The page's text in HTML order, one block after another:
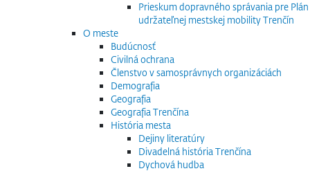
Prieskum dopravného správania pre Plán
udržateľnej mestskej mobility Trenčín
O meste
Budúcnosť
Civilná ochrana
Členstvo v samosprávnych organizáciách
Demografia
Geografia
Geografia Trenčína
História mesta
Dejiny literatúry
Divadelná história Trenčína
Dychová hudba